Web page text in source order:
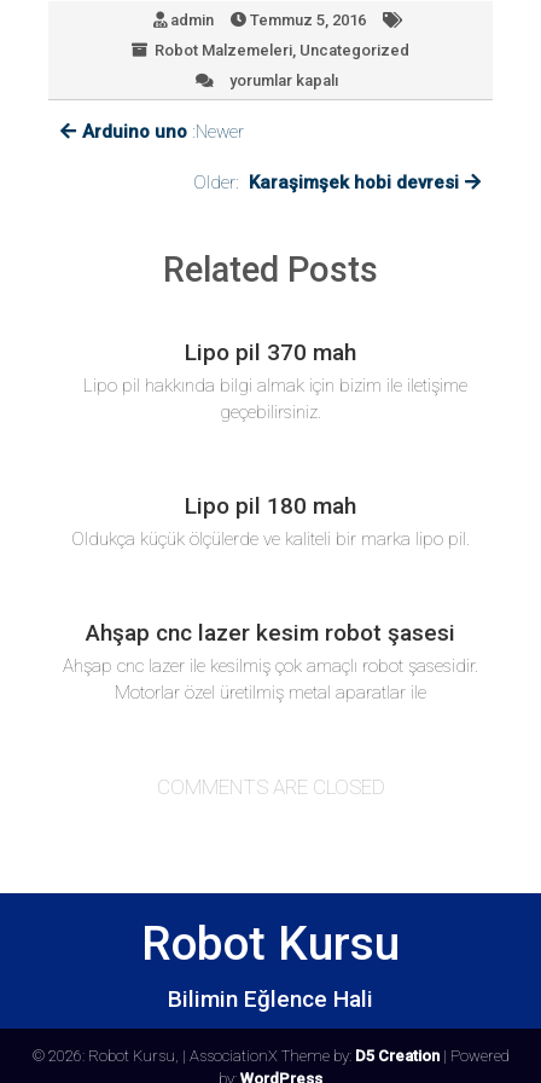
o
ok
tt
er
e
dI
n
at
s
A
p
yl
a
ş
admin
Temmuz 5, 2016
Robot Malzemeleri, Uncategorized
LİPO
için
yorumlar kapalı
Arduino uno :Newer
Older: Karaşimşek hobi devresi
Related Posts
Lipo pil 370 mah
Lipo pil hakkında bilgi almak için bizim ile iletişime
geçebilirsiniz.
Lipo pil 180 mah
Oldukça küçük ölçülerde ve kaliteli bir marka lipo pil.
Ahşap cnc lazer kesim robot şasesi
Ahşap cnc lazer ile kesilmiş çok amaçlı robot şasesidir.
Motorlar özel üretilmiş metal aparatlar ile
COMMENTS ARE CLOSED
Robot Kursu
Bilimin Eğlence Hali
© 2026: Robot Kursu, | AssociationX Theme by: D5 Creation| Powered
by: WordPress